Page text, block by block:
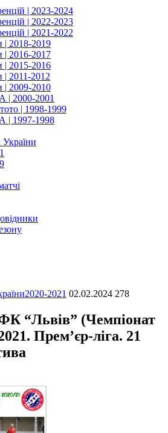
| 2023-2024
| 2022-2023
| 2021-2022
| 2018-2019
| 2016-2017
| 2015-2016
| 2011-2012
| 2009-2010
2000-2001
| 1998-1999
| 1997-1998
2020-2021 02.02.2024 278
“Львів” (Чемпіонат
Прем’єр-ліга. 21